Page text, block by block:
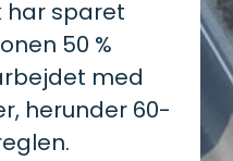
har sparet
50 %
med
herunder 60-